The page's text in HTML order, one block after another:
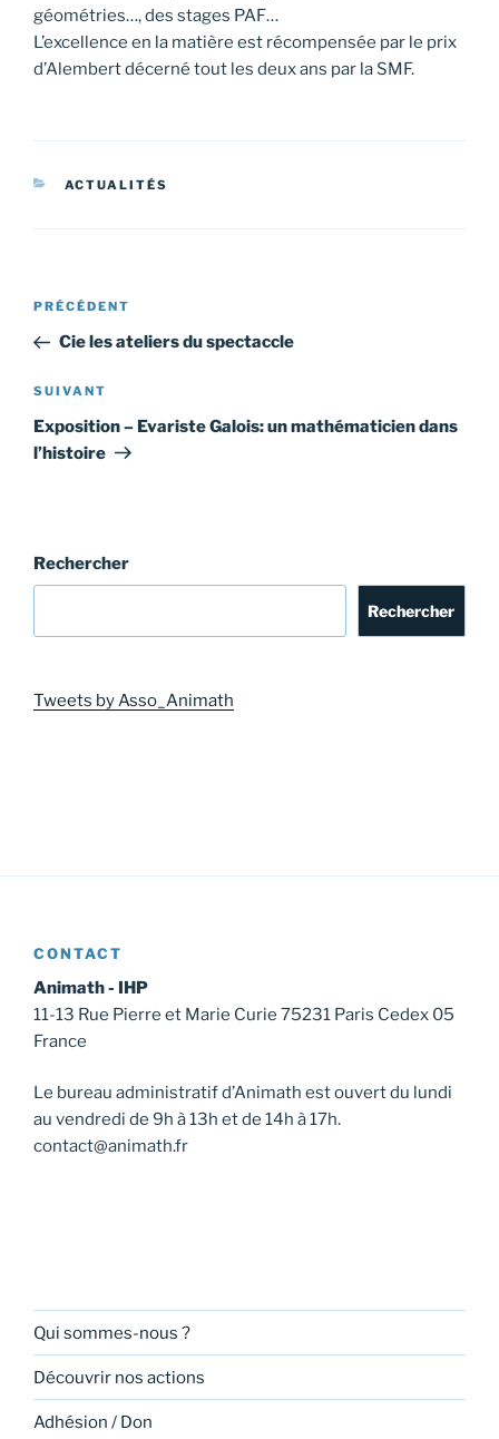
géométries…, des stages PAF…
L’excellence en la matière est récompensée par le prix
d’Alembert décerné tout les deux ans par la SMF.
CATÉGORIES
ACTUALITÉS
Navigation
l’article
Article
précédent
PRÉCÉDENT
Cie les ateliers du spectaccle
Article
suivant
SUIVANT
Exposition – Evariste Galois: un mathématicien dans
l’histoire
Rechercher
Rechercher
Tweets by Asso_Animath
CONTACT
Animath - IHP
11-13 Rue Pierre et Marie Curie 75231 Paris Cedex 05
France
Le bureau administratif d’Animath est ouvert du lundi
au vendredi de 9h à 13h et de 14h à 17h.
contact@animath.fr
Qui sommes-nous ?
Découvrir nos actions
Adhésion / Don